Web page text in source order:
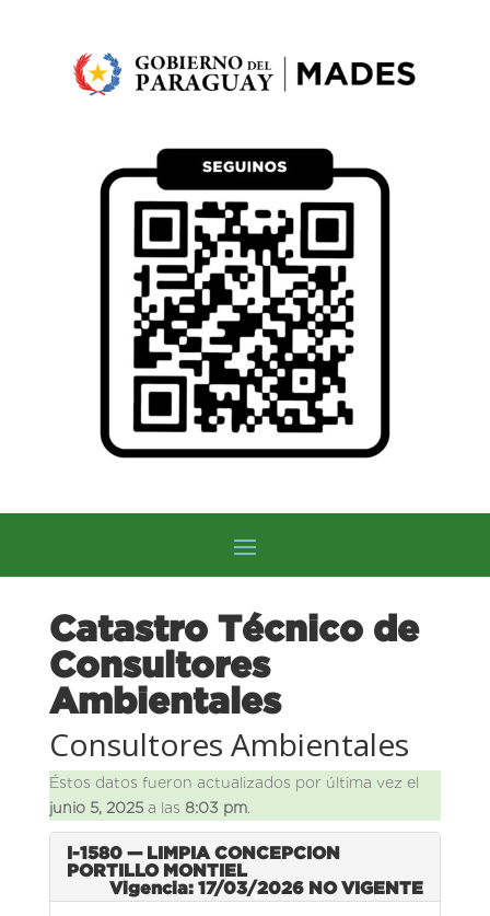
Catastro Técnico de
Consultores
Ambientales
Consultores Ambientales
Éstos datos fueron actualizados por última vez el
junio 5, 2025a las 8:03 pm.
I-1580 — LIMPIA CONCEPCION
PORTILLO MONTIEL
Vigencia: 17/03/2026 NO VIGENTE